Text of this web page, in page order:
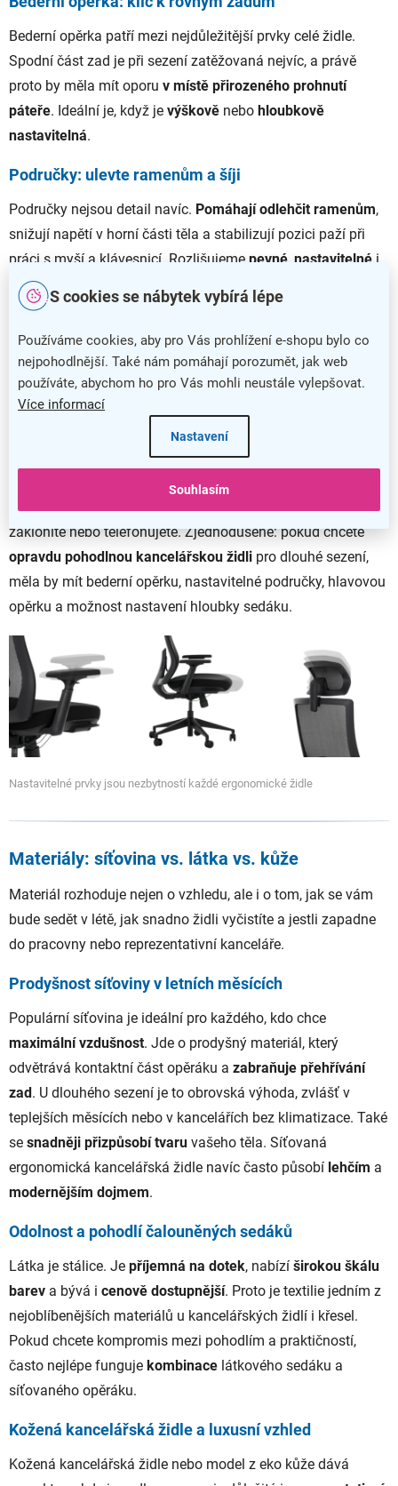
S cookies se nábytek vybírá lépe
Používáme cookies, aby pro Vás prohlížení e-shopu bylo co
nejpohodlnější. Také nám pomáhají porozumět, jak web
používáte, abychom ho pro Vás mohli neustále vylepšovat.
Více informací
Nastavení
Souhlasím
Bederní opěrka patří mezi nejdůležitější prvky celé židle.
Spodní část zad je při sezení zatěžovaná nejvíc, a právě
proto by měla mít oporu v místě přirozeného prohnutí
páteře. Ideální je, když je výškově nebo hloubkově
nastavitelná.
Područky: ulevte ramenům a šíji
Područky nejsou detail navíc. Pomáhají odlehčit ramenům,
snižují napětí v horní části těla a stabilizují pozici paží při
práci s myší a klávesnicí. Rozlišujeme pevné nastavitelné i
vyklápěcí
výšku, posun dopředu a dozadu, natočení i vzdálenost od
sedáku. To je přesně ten rozdíl, který vaše šíje ocení po osmi
hodinách práce.
Nastavení hloubky sedáku a hlavová opěrka
Hloubkově nastavitelný sedák je podceňovaná, ale zásadní
funkce. Umožní nastavitsprávnou oporu stehen
za koleny, což ocení menší i vyšší postavy. Hlavová opěrka
zaseuleví krční páteři, zvlášť když se při práci občas
zakloníte nebo telefonujete. Zjednodušeně: pokud chcete
opravdu pohodlnou kancelářskou židli pro dlouhé sezení,
měla by mít bederní opěrku, nastavitelné područky, hlavovou
opěrku a možnost nastavení hloubky sedáku.
Nastavitelné prvky jsou nezbytností každé ergonomické židle
Materiály: síťovina vs. látka vs. kůže
Materiál rozhoduje nejen o vzhledu, ale i o tom, jak se vám
bude sedět v létě, jak snadno židli vyčistíte a jestli zapadne
do pracovny nebo reprezentativní kanceláře.
Prodyšnost síťoviny v letních měsících
Populární síťovina je ideální pro každého, kdo chce
maximální vzdušnost. Jde o prodyšný materiál, který
odvětrává kontaktní část opěráku a zabraňuje přehřívání
zad. U dlouhého sezení je to obrovská výhoda, zvlášť v
teplejších měsících nebo v kancelářích bez klimatizace. Také
se snadněji přizpůsobí tvaru vašeho těla. Síťovaná
ergonomická kancelářská židle navíc často působí lehčím a
modernějším dojmem.
Odolnost a pohodlí čalouněných sedáků
Látka je stálice. Je příjemná na dotek, nabízí širokou škálu
barev a bývá i cenově dostupnější. Proto je textilie jedním z
nejoblíbenějších materiálů u kancelářských židlí i křesel.
Pokud chcete kompromis mezi pohodlím a praktičností,
často nejlépe funguje kombinace látkového sedáku a
síťovaného opěráku.
Kožená kancelářská židle a luxusní vzhled
Kožená kancelářská židle nebo model z eko kůže dává